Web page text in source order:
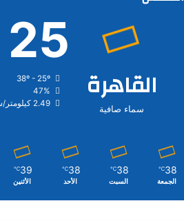
القاهرة
سماء صافية
25
47%
2.49 كيلومتر/ساعة
38
℃
الجمعة
38
℃
السبت
38
℃
الأحد
39
℃
الأثنين